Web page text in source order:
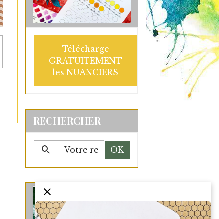
Télécharge
GRATUITEMENT
les NUANCIERS
RECHERCHER
OK